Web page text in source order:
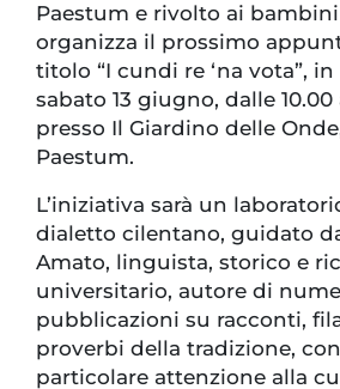
Paestum e rivolto ai
organizza il prossimo
titolo “I cundi re ‘na vota”,
sabato 13 giugno, dalle 10.00
presso Il Giardino delle
Paestum.
L’iniziativa sarà un
dialetto cilentano, guidato
Amato, linguista, storico e
universitario, autore di
pubblicazioni su racconti,
proverbi della tradizione,
particolare attenzione alla